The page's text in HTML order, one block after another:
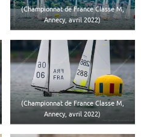
(Championnat de France Classe M,
Annecy, avril 2022)
(Championnat de France Classe M,
Annecy, avril 2022)